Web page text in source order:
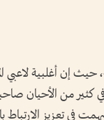
إن أغلبية لاعبي
من الأحيان صاحبة
في تعزيز